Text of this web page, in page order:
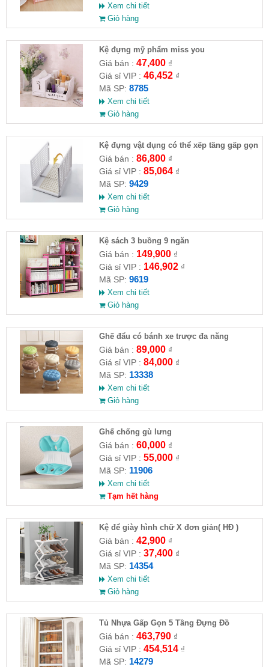
Xem chi tiết
Giỏ hàng
Kệ đựng mỹ phẩm miss you
Giá bán : 47,400₫
Giá sỉ VIP : 46,452₫
Mã SP: 8785
Xem chi tiết
Giỏ hàng
Kệ đựng vật dụng có thể xếp tầng gấp gọn
T2034
Giá bán : 86,800₫
Giá sỉ VIP : 85,064₫
Mã SP: 9429
Xem chi tiết
Giỏ hàng
Kệ sách 3 buồng 9 ngăn
Giá bán : 149,900₫
Giá sỉ VIP : 146,902₫
Mã SP: 9619
Xem chi tiết
Giỏ hàng
Ghế đẩu có bánh xe trược đa năng
Giá bán : 89,000₫
Giá sỉ VIP : 84,000₫
Mã SP: 13338
Xem chi tiết
Giỏ hàng
Ghế chống gù lưng
Giá bán : 60,000₫
Giá sỉ VIP : 55,000₫
Mã SP: 11906
Xem chi tiết
Tạm hết hàng
Kệ để giày hình chữ X đơn giản( HĐ )
Giá bán : 42,900₫
Giá sỉ VIP : 37,400₫
Mã SP: 14354
Xem chi tiết
Giỏ hàng
Tủ Nhựa Gấp Gọn 5 Tầng Đựng Đồ
Giá bán : 463,790₫
Giá sỉ VIP : 454,514₫
Mã SP: 14279